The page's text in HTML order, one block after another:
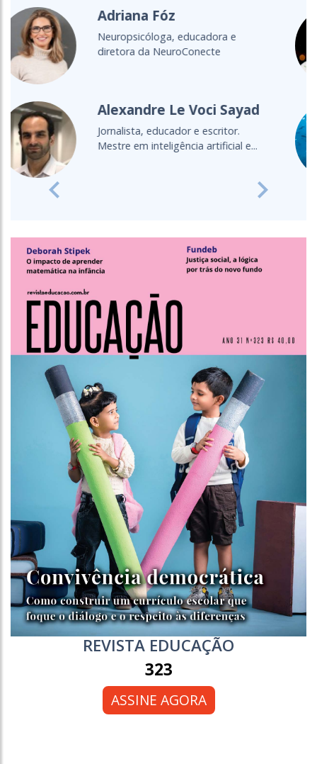
Cristine Takuá
É do povo Maxacali, filósofa,
educadora, aprendiz de parteira.
Cultura Oceânica
Entenda a importância de levar o
oceano para a sala de aula
Previous Next
REVISTA EDUCAÇÃO
323
ASSINE AGORA